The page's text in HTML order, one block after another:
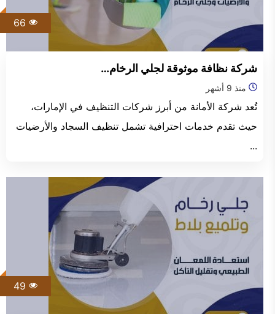
شركة نظافة موثوقة لجلي الرخام…
منذ 9 أشهر
تُعد شركة الأمانة من أبرز شركات التنظيف في الإمارات،
حيث تقدم خدمات احترافية تشمل تنظيف السجاد والأرضيات
...